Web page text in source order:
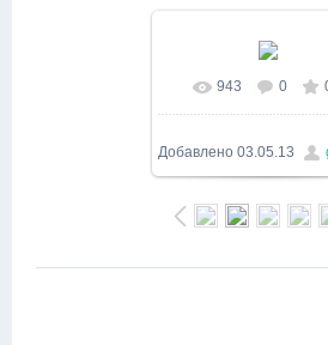
В реальном
900x403/ 96.0Kb
943 0
Добавлено 03.05.13